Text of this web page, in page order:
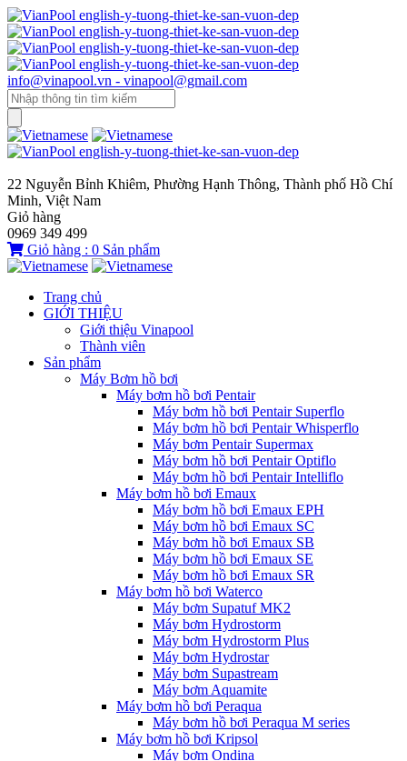
info@vinapool.vn - vinapool@gmail.com
22 Nguyễn Bỉnh Khiêm, Phường Hạnh Thông, Thành phố Hồ Chí
Minh, Việt Nam
Giỏ hàng
0969 349 499
Giỏ hàng : 0 Sản phẩm
Trang chủ
GIỚI THIỆU
Giới thiệu Vinapool
Thành viên
Sản phẩm
Máy Bơm hồ bơi
Máy bơm hồ bơi Pentair
Máy bơm hồ bơi Pentair Superflo
Máy bơm hồ bơi Pentair Whisperflo
Máy bơm Pentair Supermax
Máy bơm hồ bơi Pentair Optiflo
Máy bơm hồ bơi Pentair Intelliflo
Máy bơm hồ bơi Emaux
Máy bơm hồ bơi Emaux EPH
Máy bơm hồ bơi Emaux SC
Máy bơm hồ bơi Emaux SB
Máy bơm hồ bơi Emaux SE
Máy bơm hồ bơi Emaux SR
Máy bơm hồ bơi Waterco
Máy bơm Supatuf MK2
Máy bơm Hydrostorm
Máy bơm Hydrostorm Plus
Máy bơm Hydrostar
Máy bơm Supastream
Máy bơm Aquamite
Máy bơm hồ bơi Peraqua
Máy bơm hồ bơi Peraqua M series
Máy bơm hồ bơi Kripsol
Máy bơm Ondina